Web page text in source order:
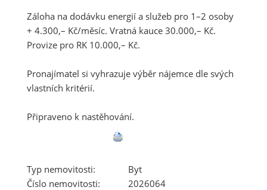
Záloha na dodávku energií a služeb pro 1–2 osoby
+ 4.300,– Kč/měsíc. Vratná kauce 30.000,– Kč.
Provize pro RK 10.000,– Kč.
Pronajímatel si vyhrazuje výběr nájemce dle svých
vlastních kritérií.
Připraveno k nastěhování.
Typ nemovitosti:
Byt
Číslo nemovitosti:
2026064